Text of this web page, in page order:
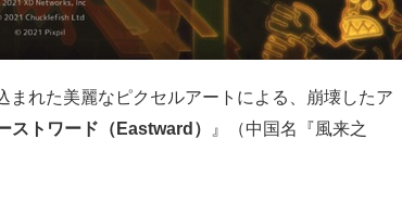
まれた美麗なピクセルアートによる、崩壊したア
ストワード（Eastward）
』（中国名『風来之